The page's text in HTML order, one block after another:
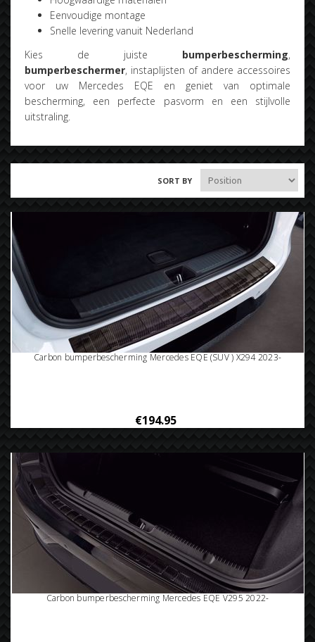
Eenvoudige montage
Snelle levering vanuit Nederland
Kies de juiste bumperbescherming,
bumperbeschermer, instaplijsten of andere accessoires
voor uw Mercedes EQE en geniet van optimale
bescherming, een perfecte pasvorm en een stijlvolle
uitstraling.
SORT BY
Carbon bumperbescherming Mercedes EQE (SUV ) X294 2023-
€194.95
Carbon bumperbescherming Mercedes EQE V295 2022-